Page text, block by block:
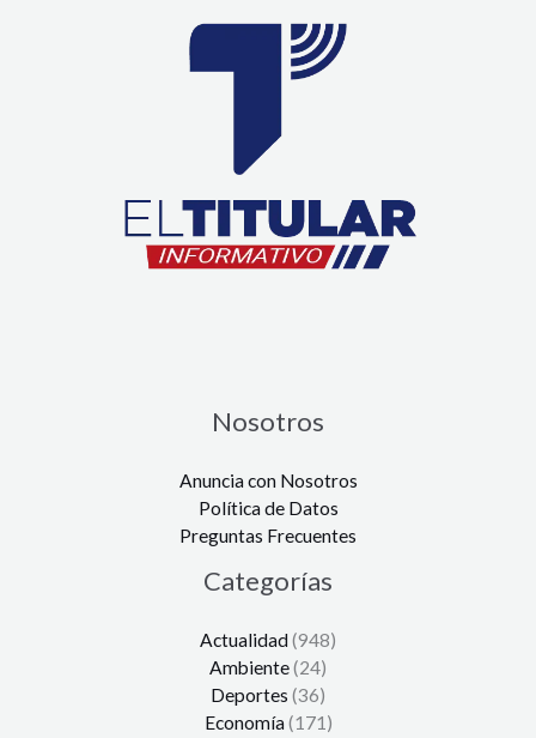
Nosotros
Anuncia con Nosotros
Política de Datos
Preguntas Frecuentes
Categorías
Actualidad(948)
Ambiente(24)
Deportes (36)
Economía(171)